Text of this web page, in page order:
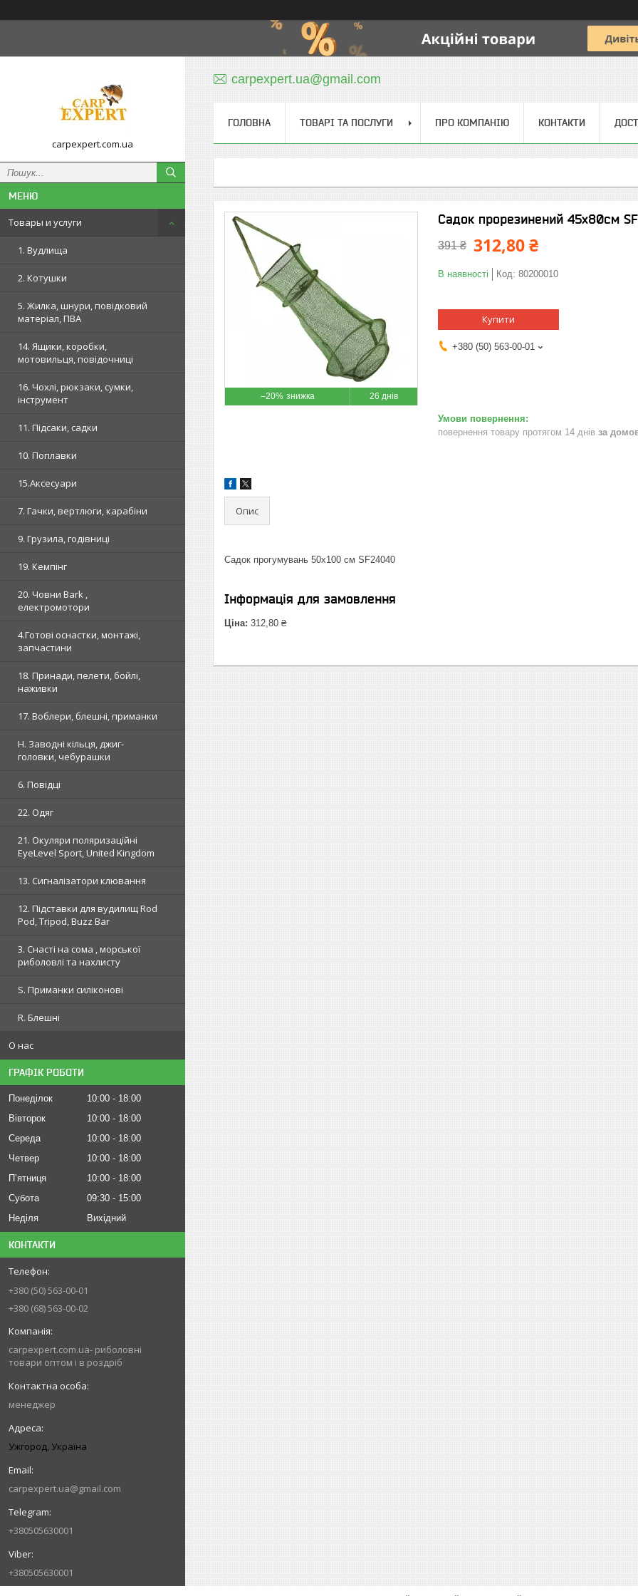
carpexpert.com.ua
Товары и услуги
1. Вудлища
2. Котушки
5. Жилка, шнури, повідковий
матеріал, ПВА
14. Ящики, коробки,
мотовильця, повідочниці
16. Чохлі, рюкзаки, сумки,
інструмент
11. Підсаки, садки
10. Поплавки
15.Аксесуари
7. Гачки, вертлюги, карабіни
9. Грузила, годівниці
19. Кемпінг
20. Човни Bark ,
електромотори
4.Готові оснастки, монтажі,
запчастини
18. Принади, пелети, бойлі,
наживки
17. Воблери, блешні, приманки
H. Заводні кільця, джиг-
головки, чебурашки
6. Повідці
22. Одяг
21. Окуляри поляризаційні
EyeLevel Sport, United Kingdom
13. Сигналізатори клювання
12. Підставки для вудилищ Rod
Pod, Tripod, Buzz Bar
3. Снасті на сома , морської
риболовлі та нахлисту
S. Приманки силіконові
R. Блешні
О нас
ГРАФІК РОБОТИ
Понеділок 10:00
18:00
Вівторок
10:00
18:00
Середа
10:00
18:00
Четвер
10:00
18:00
Пʼятниця
10:00
18:00
Субота
09:30
15:00
Неділя
Вихідний
КОНТАКТИ
+380 (50) 563-00-01
+380 (68) 563-00-02
carpexpert.com.ua- риболовні
товари оптом і в роздріб
менеджер
Ужгород, Україна
carpexpert.ua@gmail.com
+380505630001
+380505630001
carpexpert.ua@gmail.com
ГОЛОВНА ТОВАРІ ТА ПОСЛУГИ ПРО КОМПАНІЮ КОНТАКТИ
–20% 26 днів
Садок прорезинений 45х80см
391 ₴ 312,80 ₴
В наявності Код: 80200010
Купити
+380 (50) 563-00-01
повернення товару протягом 14 днів за
Опис
Садок прогумувань 50х100 см SF24040
Інформація для замовлення
Ціна: 312,80 ₴